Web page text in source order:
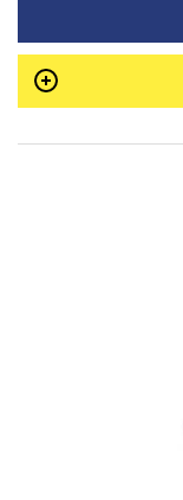
連結でき、作業中
装着したことで、ス
気・通信工事に最適